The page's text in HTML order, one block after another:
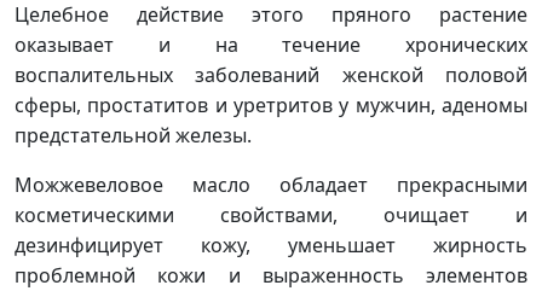
Целебное действие этого пряного растение
оказывает и на течение хронических
воспалительных заболеваний женской половой
сферы, простатитов и уретритов у мужчин, аденомы
предстательной железы.
Можжевеловое масло обладает прекрасными
косметическими свойствами, очищает и
дезинфицирует кожу, уменьшает жирность
проблемной кожи и выраженность элементов